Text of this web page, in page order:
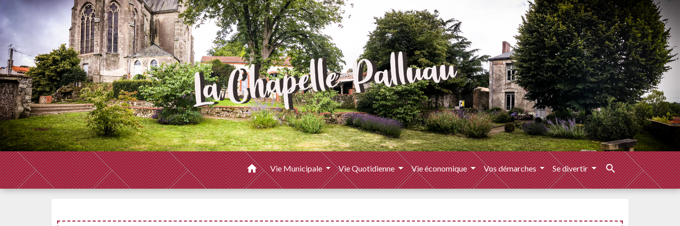
home Vie Municipale Vie Quotidienne Vie économique Vos démarches Se divertir search